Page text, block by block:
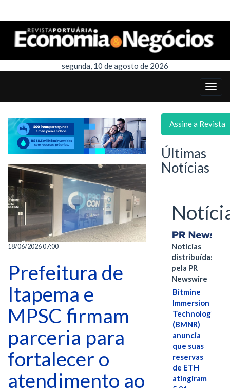
segunda, 10 de agosto de 2026
18/06/2026 07:00
Prefeitura de
Itapema e
MPSC firmam
parceria para
fortalecer o
atendimento ao
Assine a Revista
Últimas
Notícias
Notícias
distribuídas
pela PR
Newswire
Bitmine
Immersion
Technologies
(BMNR)
anuncia
que suas
reservas
de ETH
atingiram